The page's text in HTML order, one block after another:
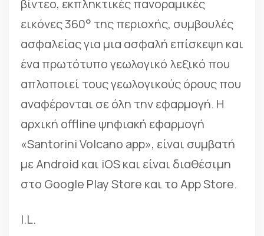
βίντεο, εκπληκτικές πανοραμικές
εικόνες 360° της περιοχής, συμβουλές
ασφαλείας για μια ασφαλή επίσκεψη και
ένα πρωτότυπο γεωλογικό λεξικό που
απλοποιεί τους γεωλογικούς όρους που
αναφέρονται σε όλη την εφαρμογή. Η
αρχική offline ψηφιακή εφαρμογή
«Santorini Volcano app», είναι συμβατή
με Android και iOS και είναι διαθέσιμη
στο Google Play Store και το App Store.
I.L.